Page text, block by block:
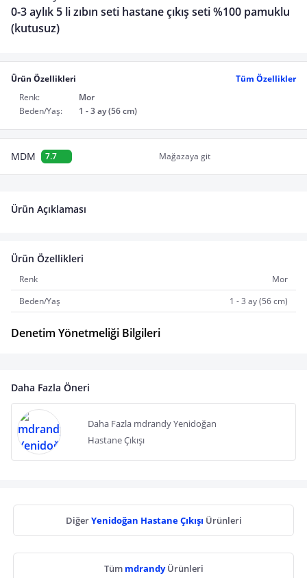
0-3 aylık 5 li zıbın seti hastane çıkış seti %100 pamuklu
(kutusuz)
Ürün Özellikleri
Tüm Özellikler
Renk:
Mor
Beden/Yaş:
1 - 3 ay (56 cm)
MDM 7.7 Mağazaya git
Ürün Açıklaması
Ürün Özellikleri
Renk
Mor
Beden/Yaş
1 - 3 ay (56 cm)
Denetim Yönetmeliği Bilgileri
Daha Fazla Öneri
Daha Fazla mdrandy Yenidoğan
Hastane Çıkışı
DiğerYenidoğan Hastane Çıkışı Ürünleri
Tüm mdrandyÜrünleri